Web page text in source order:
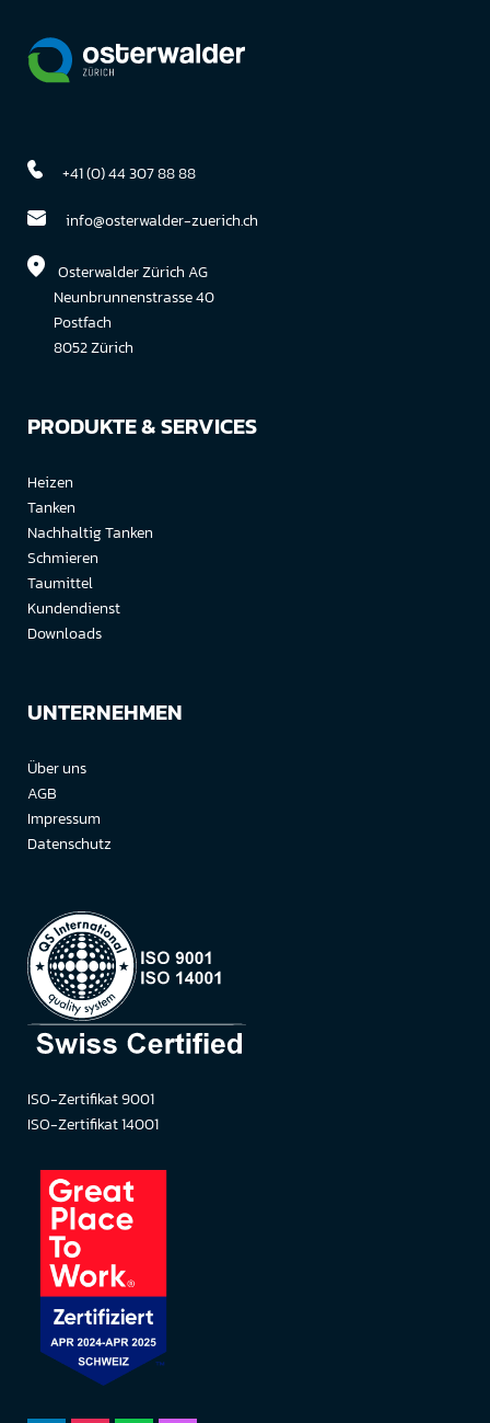
+41 (0) 44 307 88 88
info@osterwalder-zuerich.ch
Osterwalder Zürich AG
Neunbrunnenstrasse 40
Postfach
8052 Zürich
PRODUKTE & SERVICES
Heizen
Tanken
Nachhaltig Tanken
Schmieren
Taumittel
Kundendienst
Downloads
UNTERNEHMEN
Über uns
AGB
Impressum
Datenschutz
ISO-Zertifikat 9001
ISO-Zertifikat 14001